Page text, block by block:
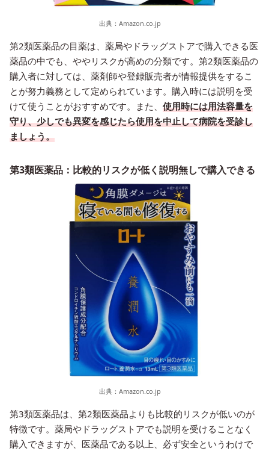
出典： Amazon.co.jp
第2類医薬品の目薬は、薬局やドラッグストアで購入できる医
薬品の中でも、ややリスクが高めの分類です。第2類医薬品の
購入者に対しては、薬剤師や登録販売者が情報提供をするこ
とが努力義務として定められています。購入時には説明を受
けて使うことがおすすめです。また、 使用時には用法容量を
守り、少しでも異変を感じたら使用を中止して病院を受診し
ましょう。
第3類医薬品：比較的リスクが低く説明無しで購入できる
出典： Amazon.co.jp
第3類医薬品は、第2類医薬品よりも比較的リスクが低いのが
特徴です。薬局やドラッグストアでも説明を受けることなく
購入できますが、医薬品である以上、必ず安全というわけで